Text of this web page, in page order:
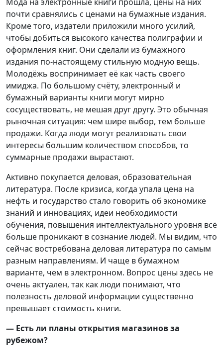
почти сравнялись с ценами на бумажные издания.
Кроме того, издатели приложили много усилий,
чтобы добиться высокого качества полиграфии и
оформления книг. Они сделали из бумажного
издания по-настоящему стильную модную вещь.
Молодёжь воспринимает её как часть своего
имиджа. По большому счёту, электронный и
бумажный варианты книги могут мирно
сосуществовать, не мешая друг другу. Это обычная
рыночная ситуация: чем шире выбор, тем больше
продажи. Когда люди могут реализовать свои
интересы большим количеством способов, то
суммарные продажи вырастают.
Активно покупается деловая, образовательная
литература. После кризиса, когда упала цена на
нефть и государство стало говорить об экономике
знаний и инновациях, идеи необходимости
обучения, повышения интеллектуального уровня всё
больше проникают в сознание людей. Мы видим, что
сейчас востребована деловая литература по самым
разным направлениям. И чаще в бумажном
варианте, чем в электронном. Вопрос цены здесь не
очень актуален, так как люди понимают, что
полезность деловой информации существенно
превышает стоимость книги.
— Есть ли планы открытия магазинов за
рубежом?